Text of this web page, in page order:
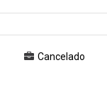
Cancelado